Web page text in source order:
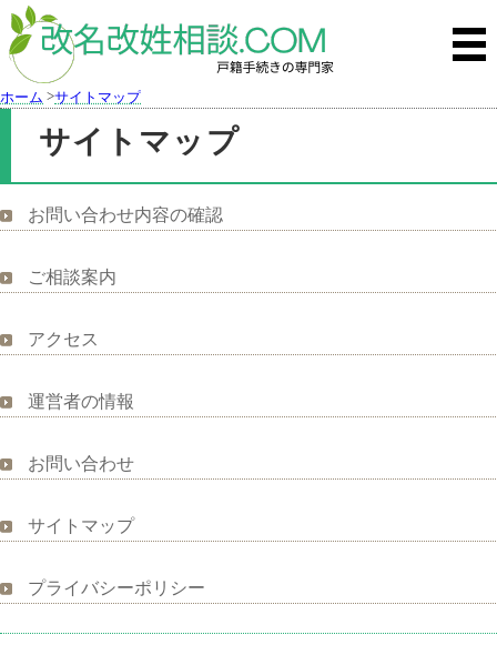
ホーム >サイトマップ
サイトマップ
お問い合わせ内容の確認
ご相談案内
アクセス
運営者の情報
お問い合わせ
サイトマップ
プライバシーポリシー